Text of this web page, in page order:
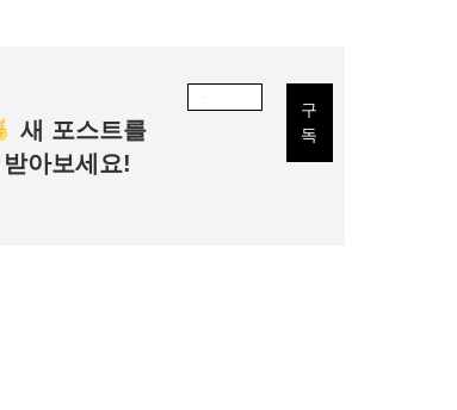
새 포스트를
받아보세요!